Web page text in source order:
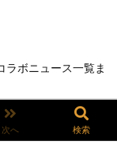
ラボニュース一覧ま
次へ 検索